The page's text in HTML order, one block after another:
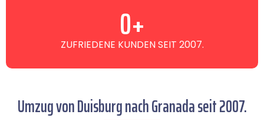
ZUFRIEDENE KUNDEN SEIT 2007.
0+
Umzug von Duisburg nach Granada seit 2007.